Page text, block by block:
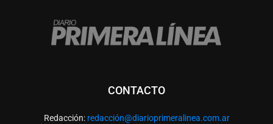
CONTACTO
Redacción: redacción@diarioprimeralinea.com.ar